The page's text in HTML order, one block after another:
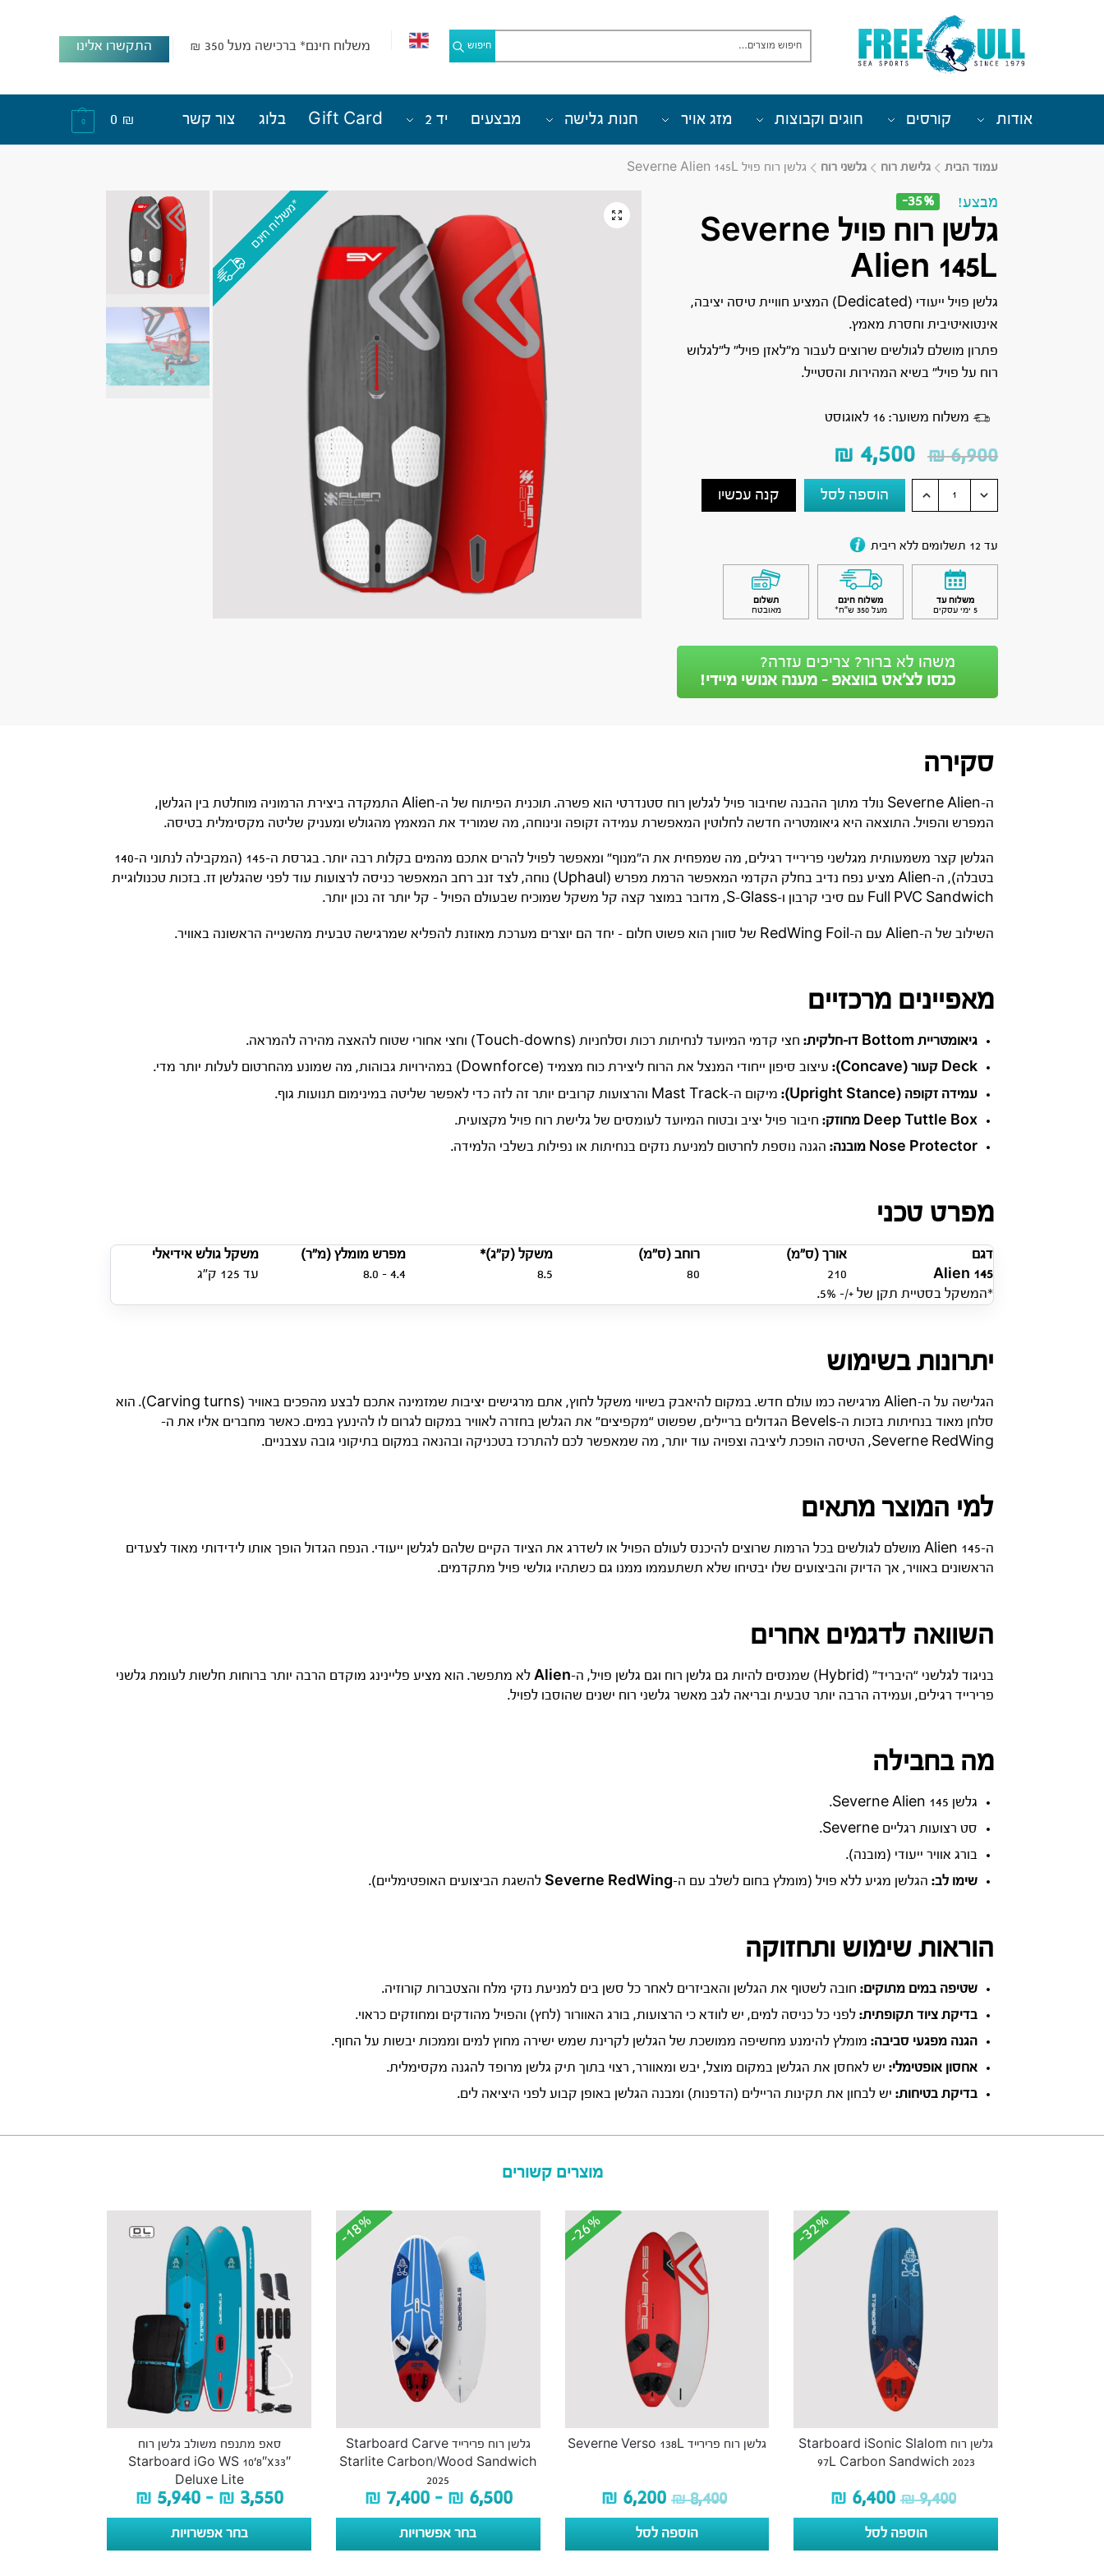
חיפוש משלוח חינם* ברכישה מעל 350 ₪ התקשרו אלינו
אודות קורסים חוגים וקבוצות מזג אויר חנות גלישה מבצעים יד 2 Gift Card בלוג צור קשר ₪
0
עמוד הבית גלישת רוח גלשני רוח גלשן רוח פויל Severne Alien 145L
מבצע! -35%
גלשן רוח פויל Severne
Alien 145L
גלשן פויל ייעודי (Dedicated) המציע חוויית טיסה יציבה,
אינטואיטיבית וחסרת מאמץ.
פתרון מושלם לגולשים שרוצים לעבור מ”לאזן פויל” ל”לגלוש
רוח על פויל” בשיא המהירות והסטייל.
משלוח משוער: 16 לאוגוסט
₪6,900
₪ 4,500
הוספה לסל קנה עכשיו
עד 12 תשלומים ללא ריבית
משלוח עד
5 ימי עסקים
משלוח חינם
מעל 350 ש״ח*
תשלום
מאובטח
משהו לא ברור? צריכים עזרה?
כנסו לצ’אט בווצאפ - מענה אנושי מיידי!
סקירה
ה-Severne Alien נולד מתוך ההבנה שחיבור פויל לגלשן רוח סטנדרטי הוא פשרה. תוכנית הפיתוח של ה-Alien התמקדה ביצירת הרמוניה מוחלטת בין הגלשן,
המפרש והפויל. התוצאה היא גיאומטריה חדשה לחלוטין המאפשרת עמידה זקופה ונינוחה, מה שמוריד את המאמץ מהגולש ומעניק שליטה מקסימלית בטיסה.
הגלשן קצר משמעותית מגלשני פרירייד רגילים, מה שמפחית את ה”מנוף” ומאפשר לפויל להרים אתכם מהמים בקלות רבה יותר. בגרסת ה-145 (המקבילה לנתוני ה-140
בטבלה), ה-Alien מציע נפח נדיב בחלק הקדמי המאפשר הרמת מפרש (Uphaul) נוחה, לצד זנב רחב המאפשר כניסה לרצועות עוד לפני שהגלשן זז. בזכות טכנולוגיית
Full PVC Sandwich עם סיבי קרבון ו-S-Glass, מדובר במוצר קצה קל משקל שמוכיח שבעולם הפויל – קל יותר זה נכון יותר.
השילוב של ה-Alien עם ה-RedWing Foil של סוורן הוא פשוט חלום – יחד הם יוצרים מערכת מאוזנת להפליא שמרגישה טבעית מהשנייה הראשונה באוויר.
מאפיינים מרכזיים
גיאומטריית Bottom דו-חלקית: חצי קדמי המיועד לנחיתות רכות וסלחניות (Touch-downs) וחצי אחורי שטוח להאצה מהירה להמראה.
Deck קעור (Concave): עיצוב סיפון ייחודי המנצל את הרוח ליצירת כוח מצמיד (Downforce) במהירויות גבוהות, מה שמונע מהחרטום לעלות יותר מדי.
עמידה זקופה (Upright Stance): מיקום ה-Mast Track והרצועות קרובים יותר זה לזה כדי לאפשר שליטה במינימום תנועות גוף.
Deep Tuttle Box מחוזק: חיבור פויל יציב ובטוח המיועד לעומסים של גלישת רוח פויל מקצועית.
Nose Protector מובנה: הגנה נוספת לחרטום למניעת נזקים בנחיתות או נפילות בשלבי הלמידה.
מפרט טכני
דגם אורך (ס”מ) רוחב (ס”מ) משקל (ק”ג)* מפרש מומלץ (מ”ר)
משקל גולש אידיאלי
Alien 145
210
80
8.5
4.4 – 8.0
עד 125 ק”ג
*המשקל בסטיית תקן של +/- 5%.
יתרונות בשימוש
הגלישה על ה-Alien מרגישה כמו עולם חדש. במקום להיאבק בשיווי משקל לחוץ, אתם מרגישים יציבות שמזמינה אתכם לבצע מהפכים באוויר (Carving turns). הוא
סלחן מאוד בנחיתות בזכות ה-Bevels הגדולים בריילים, שפשוט “מקפיצים” את הגלשן בחזרה לאוויר במקום לגרום לו להינעץ במים. כאשר מחברים אליו את ה-
Severne RedWing, הטיסה הופכת ליציבה וצפויה עוד יותר, מה שמאפשר לכם להתרכז בטכניקה ובהנאה במקום בתיקוני גובה עצבניים.
למי המוצר מתאים
ה-Alien 145 מושלם לגולשים בכל הרמות שרוצים להיכנס לעולם הפויל או לשדרג את הציוד הקיים שלהם לגלשן ייעודי. הנפח הגדול הופך אותו לידידותי מאוד לצעדים
הראשונים באוויר, אך הדיוק והביצועים שלו יבטיחו שלא תשתעממו ממנו גם כשתהיו גולשי פויל מתקדמים.
השוואה לדגמים אחרים
בניגוד לגלשני “היבריד” (Hybrid) שמנסים להיות גם גלשן רוח וגם גלשן פויל, ה- Alien לא מתפשר. הוא מציע פליינינג מוקדם הרבה יותר ברוחות חלשות לעומת גלשני
פרירייד רגילים, ועמידה הרבה יותר טבעית ובריאה לגב מאשר גלשני רוח ישנים שהוסבו לפויל.
מה בחבילה
גלשן Severne Alien 145.
סט רצועות רגליים Severne.
בורג אוויר ייעודי (מובנה).
שימו לב: הגלשן מגיע ללא פויל (מומלץ בחום לשלב עם ה-Severne RedWing להשגת הביצועים האופטימליים).
הוראות שימוש ותחזוקה
שטיפה במים מתוקים: חובה לשטוף את הגלשן והאביזרים לאחר כל סשן בים למניעת נזקי מלח והצטברות קורוזיה.
בדיקת ציוד תקופתית: לפני כל כניסה למים, יש לוודא כי הרצועות, בורג האוורור (לחץ) והפויל מהודקים ומחוזקים כראוי.
הגנה מפגעי סביבה: מומלץ להימנע מחשיפה ממושכת של הגלשן לקרינת שמש ישירה מחוץ למים וממכות יבשות על החוף.
אחסון אופטימלי: יש לאחסן את הגלשן במקום מוצל, יבש ומאוורר, רצוי בתוך תיק גלשן מרופד להגנה מקסימלית.
בדיקת בטיחות: יש לבחון את תקינות הריילים (הדפנות) ומבנה הגלשן באופן קבוע לפני היציאה לים.
מוצרים קשורים
-32%
-32%
גלשן רוח Starboard iSonic Slalom
97L Carbon Sandwich 2023
₪9,400
₪ 6,400
הוספה לסל
-26%
-26%
גלשן רוח פרירייד Severne Verso 138L
₪8,400
₪ 6,200
הוספה לסל
-18%
-18%
גלשן רוח פרירייד Starboard Carve
Starlite Carbon/Wood Sandwich
2025
₪ 6,500
–
₪ 7,400
בחר אפשרויות
סאפ מתנפח משולב גלשן רוח
Starboard iGo WS 10’8″x33″
Deluxe Lite
₪ 3,550
–
₪ 5,940
בחר אפשרויות